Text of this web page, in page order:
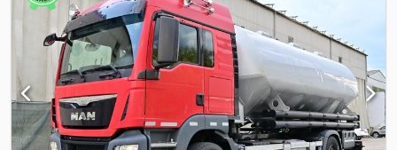
automatinis, emisijos klasė:Euro 6, pakaba:plienas-oras
vietų skaičius:2, krovinio erdvės tūris:31 m³, priekinės padangos
dydis:315 / 70 R 22,5, galinės padangos dydis: 315 / 70 R 22,5,
Įranga:ABS, diferencialo užraktas, hidraulika, kruizo kontrolė,
navigacijos sistema, oro kondicionavimas, priekabos jungtis,